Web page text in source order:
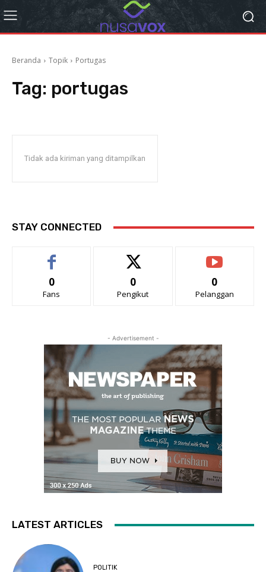
Beranda Topik Portugas
Tag: portugas
Tidak ada kiriman yang ditampilkan
STAY CONNECTED
0
Fans
0
Pengikut
0
Pelanggan
- Advertisement -
LATEST ARTICLES
POLITIK